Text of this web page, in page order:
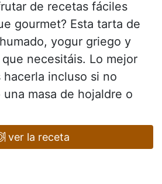
de recetas fáciles
gourmet? Esta tarta de
yogur griego y
necesitáis. Lo mejor
incluso si no
masa de hojaldre o
ver la receta